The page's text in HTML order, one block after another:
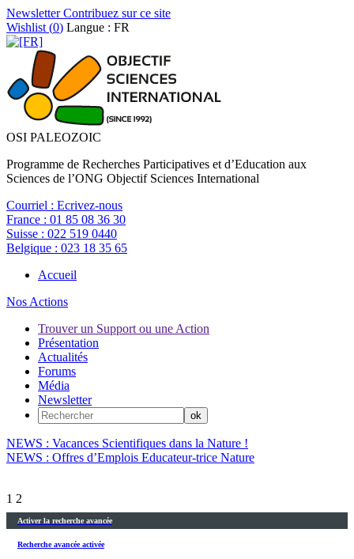
NewsletterContribuez sur ce site
Wishlist (0) Langue : FR
OSI PALEOZOIC
Programme de Recherches Participatives et d’Education aux
Sciences de l’ONG Objectif Sciences International
Courriel : Ecrivez-nous
France : 01 85 08 36 30
Suisse : 022 519 0440
Belgique : 023 18 35 65
Accueil
Nos Actions
Trouver un Support ou une Action
Présentation
Actualités
Forums
Média
Newsletter
NEWS : Vacances Scientifiques dans la Nature !
NEWS : Offres d’Emplois Educateur-trice Nature
1 2
Activer la recherche avancée
Recherche avancée activée